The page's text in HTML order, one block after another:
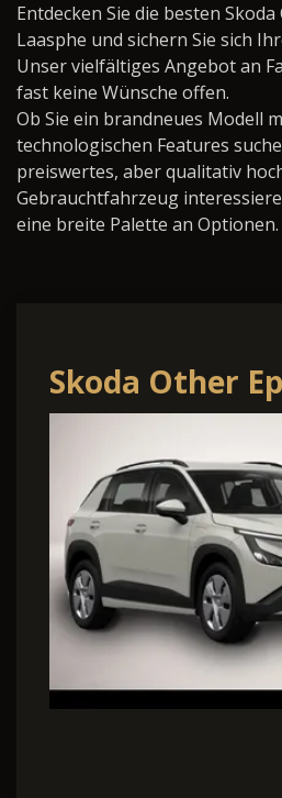
Entdecken Sie die besten
Laasphe und sichern Sie sich
Unser vielfältiges Angebot an
fast keine Wünsche offen.
Ob Sie ein brandneues Modell
technologischen Features
preiswertes, aber qualitativ
Gebrauchtfahrzeug
eine breite Palette an Optionen.
Skoda Other
SMART-